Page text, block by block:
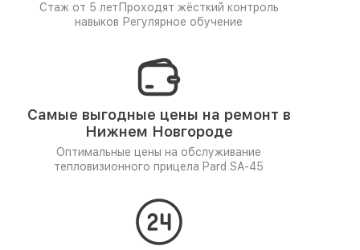
Стаж от 5 лет Проходят жёсткий контроль
навыков Регулярное обучение
Самые выгодные цены на ремонт в
Нижнем Новгороде
Оптимальные цены на обслуживание
тепловизионного прицела Pard SA-45